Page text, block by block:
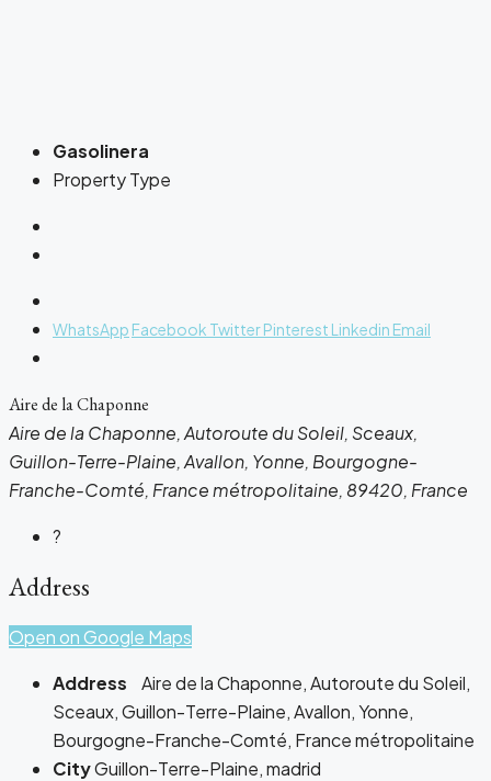
Gasolinera
Property Type
WhatsApp Facebook TwitterPinterest Linkedin Email
Aire de la Chaponne
Aire de la Chaponne, Autoroute du Soleil, Sceaux,
Guillon-Terre-Plaine, Avallon, Yonne, Bourgogne-
Franche-Comté, France métropolitaine, 89420, France
?
Address
Open on Google Maps
Address
Aire de la Chaponne, Autoroute du Soleil,
Sceaux, Guillon-Terre-Plaine, Avallon, Yonne,
Bourgogne-Franche-Comté, France métropolitaine
CityGuillon-Terre-Plaine, madrid